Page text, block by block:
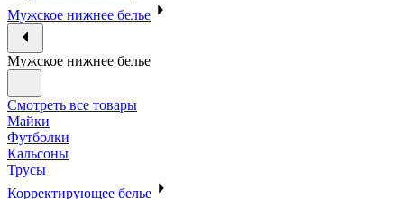
Мужское нижнее белье
Мужское нижнее белье
Смотреть все товары
Майки
Футболки
Кальсоны
Трусы
Корректирующее белье